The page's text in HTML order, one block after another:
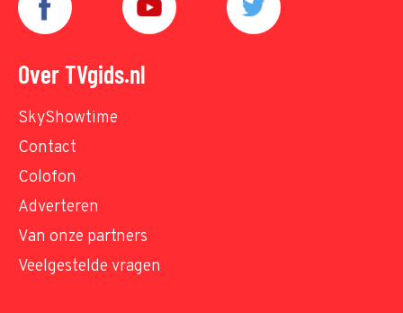
Over TVgids.nl
SkyShowtime
Contact
Colofon
Adverteren
Van onze partners
Veelgestelde vragen